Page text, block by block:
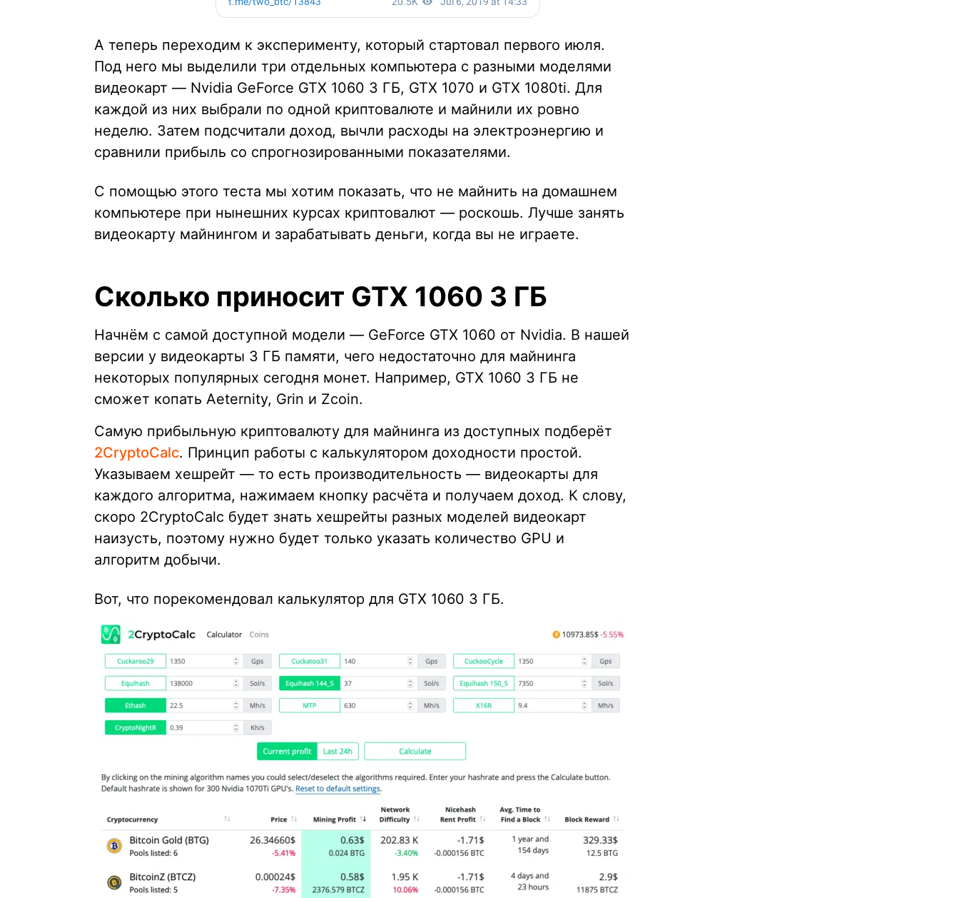
А теперь переходим к эксперименту, который стартовал первого июля.
Под него мы выделили три отдельных компьютера с разными моделями
видеокарт — Nvidia GeForce GTX 1060 3 ГБ, GTX 1070 и GTX 1080ti. Для
каждой из них выбрали по одной криптовалюте и майнили их ровно
неделю. Затем подсчитали доход, вычли расходы на электроэнергию и
сравнили прибыль со спрогнозированными показателями.
С помощью этого теста мы хотим показать, что не майнить на домашнем
компьютере при нынешних курсах криптовалют — роскошь. Лучше занять
видеокарту майнингом и зарабатывать деньги, когда вы не играете.
Сколько приносит GTX 1060 3 ГБ
Начнём с самой доступной модели — GeForce GTX 1060 от Nvidia. В нашей
версии у видеокарты 3 ГБ памяти, чего недостаточно для майнинга
некоторых популярных сегодня монет. Например, GTX 1060 3 ГБ не
сможет копать Aeternity, Grin и Zcoin.
Самую прибыльную криптовалюту для майнинга из доступных подберёт
2CryptoCalc. Принцип работы с калькулятором доходности простой.
Указываем хешрейт — то есть производительность — видеокарты для
каждого алгоритма, нажимаем кнопку расчёта и получаем доход. К слову,
скоро 2CryptoCalc будет знать хешрейты разных моделей видеокарт
наизусть, поэтому нужно будет только указать количество GPU и
алгоритм добычи.
Вот, что порекомендовал калькулятор для GTX 1060 3 ГБ.